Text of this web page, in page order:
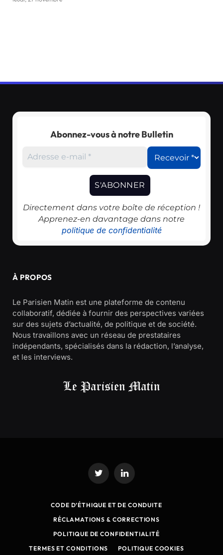
Abonnez-vous à notre Bulletin
Directement dans votre boîte de réception !
Apprenez-en davantage dans notre
politique de confidentialité
À PROPOS
Le Parisien Matin est une plateforme de contenu
collaboratif, dédiée à fournir des perspectives variées
sur des sujets d’actualité, de politique et de société.
Nous travaillons avec un réseau de prestataires
indépendants, spécialisés dans la rédaction, l’analyse,
et les interviews.
Twitter LinkedIn
CODE D’ÉTHIQUE ET DE CONDUITE
RÉCLAMATIONS & CORRECTIONS
POLITIQUE DE CONFIDENTIALITÉ
TERMES ET CONDITIONS
POLITIQUE COOKIES